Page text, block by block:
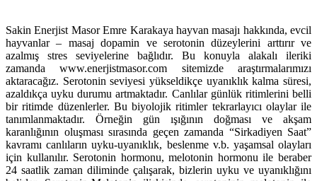
Sakin Enerjist Masor Emre Karakaya hayvan masajı hakkında, evcil
hayvanlar – masaj dopamin ve serotonin düzeylerini arttırır ve
azalmış stres seviyelerine bağlıdır. Bu konuyla alakalı ileriki
zamanda www.enerjistmasor.com sitemizde araştırmalarımızı
aktaracağız. Serotonin seviyesi yükseldikçe uyanıklık kalma süresi,
azaldıkça uyku durumu artmaktadır. Canlılar günlük ritimlerini belli
bir ritimde düzenlerler. Bu biyolojik ritimler tekrarlayıcı olaylar ile
tanımlanmaktadır. Örneğin gün ışığının doğması ve akşam
karanlığının oluşması sırasında geçen zamanda “Sirkadiyen Saat”
kavramı canlıların uyku-uyanıklık, beslenme v.b. yaşamsal olayları
için kullanılır. Serotonin hormonu, melotonin hormonu ile beraber
24 saatlik zaman diliminde çalışarak, bizlerin uyku ve uyanıklığını